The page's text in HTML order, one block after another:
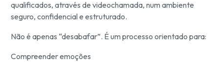
qualificados, através de videochamada, num ambiente
seguro, confidencial e estruturado.
Não é apenas “desabafar”. É um processo orientado para:
Compreender emoções